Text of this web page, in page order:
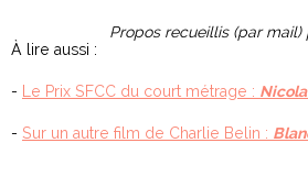
Propos recueillis (par
À lire aussi :
- Le Prix SFCC du court métrage :
- Sur un autre film de Charlie Belin :